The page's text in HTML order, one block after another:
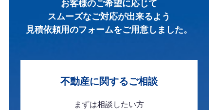
お客様のご希望に応じて
スムーズなご対応が出来るよう
見積依頼用のフォームをご用意しました。
不動産に関するご相談
まずは相談したい方